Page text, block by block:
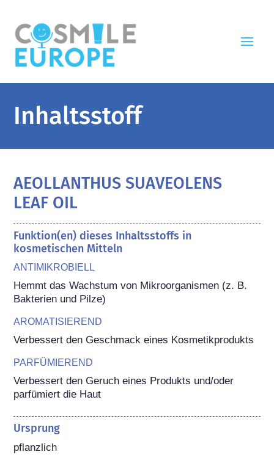
Inhaltsstoff
AEOLLANTHUS SUAVEOLENS
LEAF OIL
Funktion(en) dieses Inhaltsstoffs in
kosmetischen Mitteln
ANTIMIKROBIELL
Hemmt das Wachstum von Mikroorganismen (z. B.
Bakterien und Pilze)
AROMATISIEREND
Verbessert den Geschmack eines Kosmetikprodukts
PARFÜMIEREND
Verbessert den Geruch eines Produkts und/oder
parfümiert die Haut
Ursprung
pflanzlich